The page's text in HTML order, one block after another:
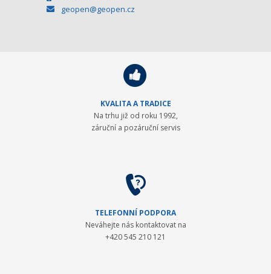
geopen@geopen.cz
KVALITA A TRADICE
Na trhu již od roku 1992,
záruční a pozáruční servis
TELEFONNÍ PODPORA
Neváhejte nás kontaktovat na
+420 545 210 121